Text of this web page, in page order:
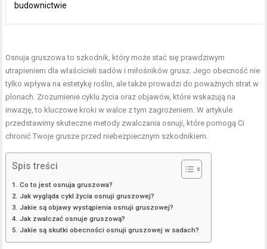
budownictwie
Osnuja gruszowa to szkodnik, który może stać się prawdziwym
utrapieniem dla właścicieli sadów i miłośników grusz. Jego obecność nie
tylko wpływa na estetykę roślin, ale także prowadzi do poważnych strat w
plonach. Zrozumienie cyklu życia oraz objawów, które wskazują na
inwazję, to kluczowe kroki w walce z tym zagrożeniem. W artykule
przedstawimy skuteczne metody zwalczania osnuji, które pomogą Ci
chronić Twoje grusze przed niebezpiecznym szkodnikiem.
Spis treści
Co to jest osnuja gruszowa?
Jak wygląda cykl życia osnuji gruszowej?
Jakie są objawy wystąpienia osnuji gruszowej?
Jak zwalczać osnuje gruszową?
Jakie są skutki obecności osnuji gruszowej w sadach?